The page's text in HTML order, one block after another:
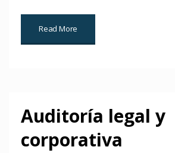
Read More
Auditoría legal y
corporativa